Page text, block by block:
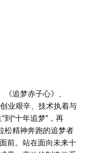
追梦赤子心》、
业艰辛、技术执着与
到“十年追梦”，再
松精神奔跑的追梦者
前。站在面向未来十